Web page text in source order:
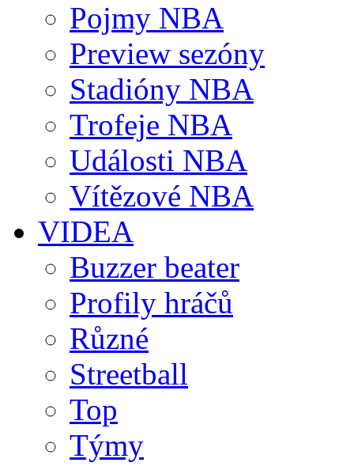
Pojmy NBA
Preview sezóny
Stadióny NBA
Trofeje NBA
Události NBA
Vítězové NBA
VIDEA
Buzzer beater
Profily hráčů
Různé
Streetball
Top
Týmy